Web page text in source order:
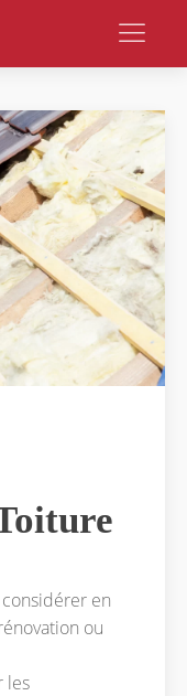
considérer en
ou
les